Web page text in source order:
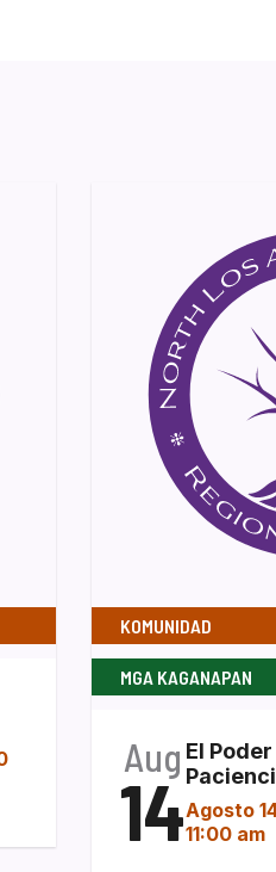
KOMUNIDAD
MGA KAGANAPAN
Aug
14
El
Agosto
11:00 am